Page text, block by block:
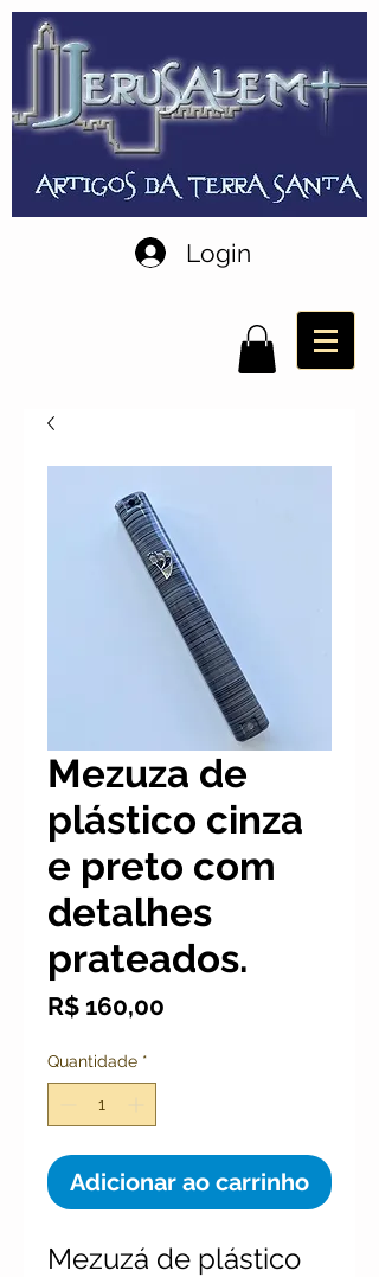
Login
Mezuza de
plástico cinza
e preto com
detalhes
prateados.
R$ 160,00
Quantidade *
Adicionar ao carrinho
Mezuzá de plástico